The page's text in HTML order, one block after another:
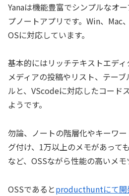
Yanaは機能豊富でシンプルなオ
プノートアプリです。Win、
OSに対応しています。
基本的にはリッチテキストエデ
メディアの投稿やリスト、テー
ルと、VScodeに対応したコード
ようです。
勿論、ノートの階層化やキーワ
グ付け、1万以上のメモがあって
など、OSSながら性能の高いメモ
OSSであるとproducthuntにて開